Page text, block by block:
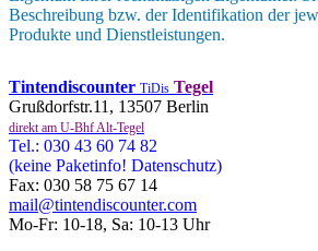
Beschreibung bzw. der Identifikation der
Produkte und Dienstleistungen.
Tintendiscounter TiDis Tegel
Grußdorfstr.11, 13507 Berlin
direkt am U-Bhf Alt-Tegel
Tel.: 030 43 60 74 82
(keine Paketinfo! Datenschutz)
Fax: 030 58 75 67 14
mail@tintendiscounter.com
Mo-Fr: 10-18, Sa: 10-13 Uhr